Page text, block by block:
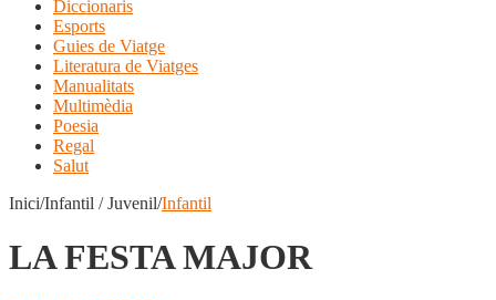
Diccionaris
Esports
Guies de Viatge
Literatura de Viatges
Manualitats
Multimèdia
Poesia
Regal
Salut
Inici/Infantil / Juvenil/Infantil
LA FESTA MAJOR